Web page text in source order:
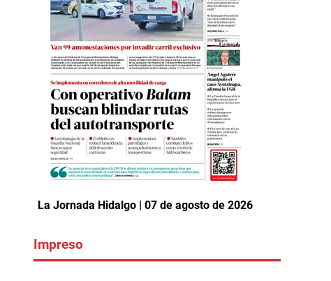
La Jornada Hidalgo | 07 de agosto de 2026
Impreso